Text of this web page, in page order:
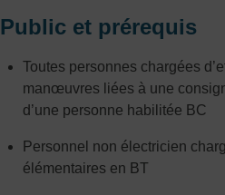
Public et prérequis
Toutes personnes chargées
manœuvres liées à une
d’une personne habilitée BC
Personnel non électricien
élémentaires en BT